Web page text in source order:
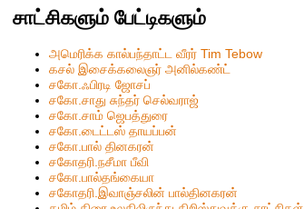
சாட்சிகளும் பேட்டிகளும்
அமெரிக்க கால்பந்தாட்ட வீரர் Tim Tebow
கசல் இசைக்கலைஞர் அனில்கண்ட்
சகோ.ஃபிரடி ஜோசப்
சகோ.சாது சுந்தர் செல்வராஜ்
சகோ.சாம் ஜெபத்துரை
சகோ.டைட்டஸ் தாயப்பன்
சகோ.பால் தினகரன்
சகோதரி.நசீமா பீவி
ச‌கோ.பால்த‌ங்கையா
ச‌கோதரி.இவாஞ்சலின் பால்தின‌க‌ர‌ன்